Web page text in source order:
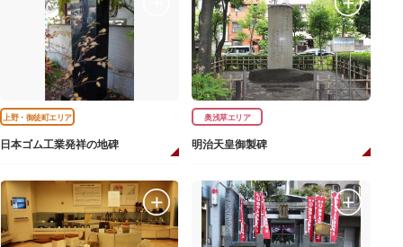
上野・御徒町エリア
日本ゴム工業発祥の地碑
奥浅草エリア
明治天皇御製碑